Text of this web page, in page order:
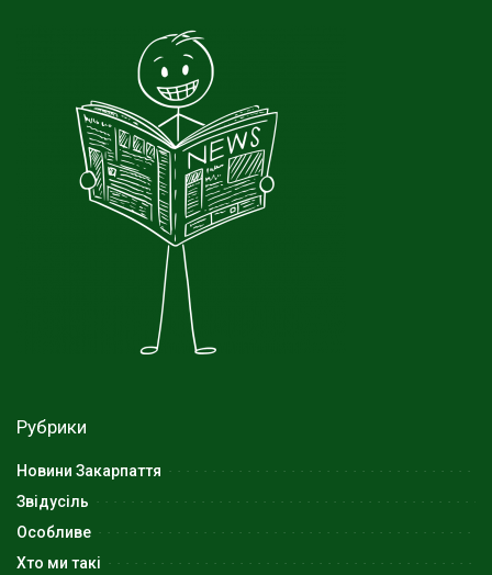
Рубрики
Новини Закарпаття
Звідусіль
Особливе
Хто ми такі